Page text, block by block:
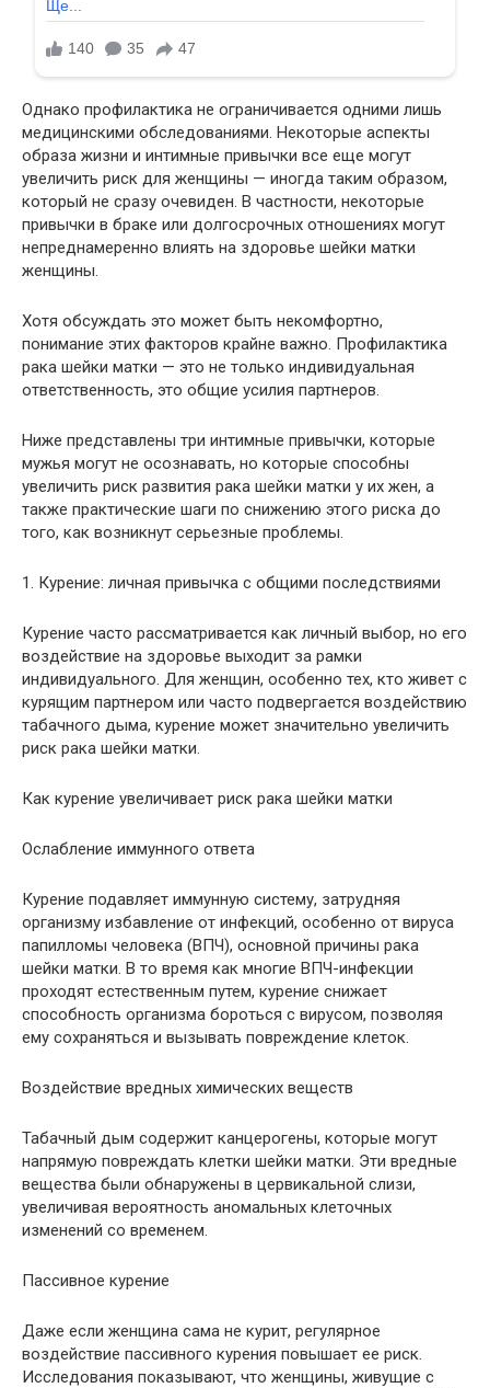
Однако профилактика не ограничивается одними лишь
медицинскими обследованиями. Некоторые аспекты
образа жизни и интимные привычки все еще могут
увеличить риск для женщины — иногда таким образом,
который не сразу очевиден. В частности, некоторые
привычки в браке или долгосрочных отношениях могут
непреднамеренно влиять на здоровье шейки матки
женщины.
Хотя обсуждать это может быть некомфортно,
понимание этих факторов крайне важно. Профилактика
рака шейки матки — это не только индивидуальная
ответственность, это общие усилия партнеров.
Ниже представлены три интимные привычки, которые
мужья могут не осознавать, но которые способны
увеличить риск развития рака шейки матки у их жен, а
также практические шаги по снижению этого риска до
того, как возникнут серьезные проблемы.
1. Курение: личная привычка с общими последствиями
Курение часто рассматривается как личный выбор, но его
воздействие на здоровье выходит за рамки
индивидуального. Для женщин, особенно тех, кто живет с
курящим партнером или часто подвергается воздействию
табачного дыма, курение может значительно увеличить
риск рака шейки матки.
Как курение увеличивает риск рака шейки матки
Ослабление иммунного ответа
Курение подавляет иммунную систему, затрудняя
организму избавление от инфекций, особенно от вируса
папилломы человека (ВПЧ), основной причины рака
шейки матки. В то время как многие ВПЧ-инфекции
проходят естественным путем, курение снижает
способность организма бороться с вирусом, позволяя
ему сохраняться и вызывать повреждение клеток.
Воздействие вредных химических веществ
Табачный дым содержит канцерогены, которые могут
напрямую повреждать клетки шейки матки. Эти вредные
вещества были обнаружены в цервикальной слизи,
увеличивая вероятность аномальных клеточных
изменений со временем.
Пассивное курение
Даже если женщина сама не курит, регулярное
воздействие пассивного курения повышает ее риск.
Исследования показывают, что женщины, живущие с